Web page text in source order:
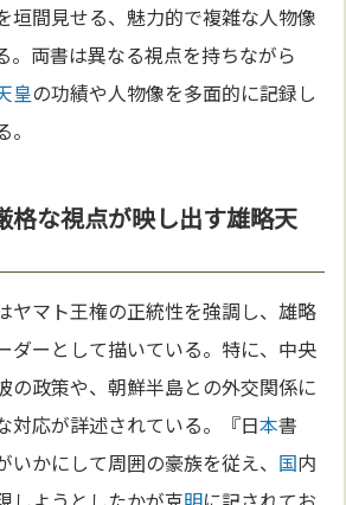
垣間見せる、魅力的で複雑な人物像
。両書は異なる視点を持ちながら
皇の功績や人物像を多面的に記録し
格な視点が映し出す雄略天
ヤマト王権の正統性を強調し、雄略
ダーとして描いている。特に、中央
の政策や、朝鮮半島との外交関係に
対応が詳述されている。『日本書
いかにして周囲の豪族を従え、 国内